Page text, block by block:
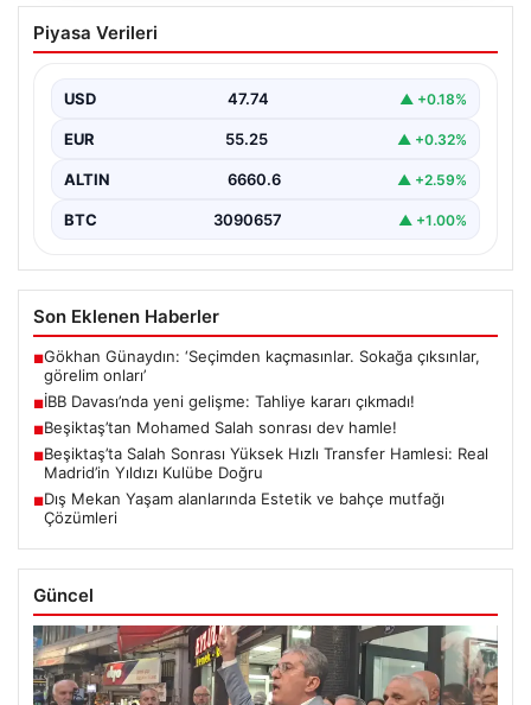
İBB Davası’nda yeni gelişme: Tahliye
kararı çıkmadı!
Piyasa Verileri
USD 47.74 ▲ +0.18%
EUR 55.25 ▲ +0.32%
ALTIN 6660.6 ▲ +2.59%
BTC 3090657 ▲ +1.00%
Son Eklenen Haberler
■Gökhan Günaydın: ‘Seçimden kaçmasınlar. Sokağa çıksınlar,
görelim onları’
■İBB Davası’nda yeni gelişme: Tahliye kararı çıkmadı!
■Beşiktaş’tan Mohamed Salah sonrası dev hamle!
■Beşiktaş’ta Salah Sonrası Yüksek Hızlı Transfer Hamlesi: Real
Madrid’in Yıldızı Kulübe Doğru
■Dış Mekan Yaşam alanlarında Estetik ve bahçe mutfağı
Çözümleri
Güncel